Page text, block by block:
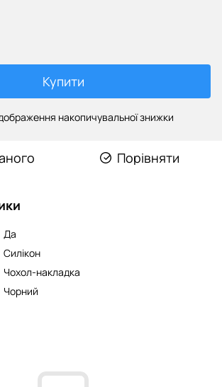
Купити
накопичувальної знижки
Порівняти
Да
Силікон
Чохол-накладка
Чорний